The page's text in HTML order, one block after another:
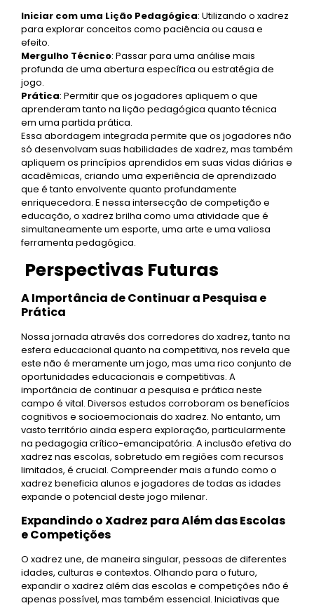
Iniciar com uma Lição Pedagógica: Utilizando o xadrez
para explorar conceitos como paciência ou causa e
efeito.
Mergulho Técnico: Passar para uma análise mais
profunda de uma abertura específica ou estratégia de
jogo.
Prática: Permitir que os jogadores apliquem o que
aprenderam tanto na lição pedagógica quanto técnica
em uma partida prática.
Essa abordagem integrada permite que os jogadores não
só desenvolvam suas habilidades de xadrez, mas também
apliquem os princípios aprendidos em suas vidas diárias e
acadêmicas, criando uma experiência de aprendizado
que é tanto envolvente quanto profundamente
enriquecedora. E nessa intersecção de competição e
educação, o xadrez brilha como uma atividade que é
simultaneamente um esporte, uma arte e uma valiosa
ferramenta pedagógica.
Perspectivas Futuras
A Importância de Continuar a Pesquisa e
Prática
Nossa jornada através dos corredores do xadrez, tanto na
esfera educacional quanto na competitiva, nos revela que
este não é meramente um jogo, mas uma rico conjunto de
oportunidades educacionais e competitivas. A
importância de continuar a pesquisa e prática neste
campo é vital. Diversos estudos corroboram os benefícios
cognitivos e socioemocionais do xadrez. No entanto, um
vasto território ainda espera exploração, particularmente
na pedagogia crítico-emancipatória. A inclusão efetiva do
xadrez nas escolas, sobretudo em regiões com recursos
limitados, é crucial. Compreender mais a fundo como o
xadrez beneficia alunos e jogadores de todas as idades
expande o potencial deste jogo milenar.
Expandindo o Xadrez para Além das Escolas
e Competições
O xadrez une, de maneira singular, pessoas de diferentes
idades, culturas e contextos. Olhando para o futuro,
expandir o xadrez além das escolas e competições não é
apenas possível, mas também essencial. Iniciativas que